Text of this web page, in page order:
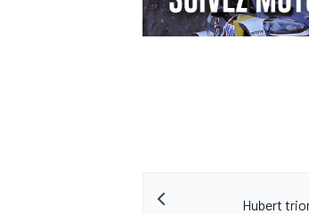
AUTRES CHAMPIONNATS
Hubert